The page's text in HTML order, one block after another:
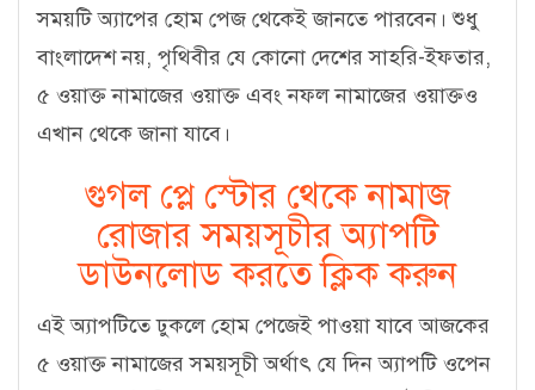
সময়টি অ্যাপের হোম পেজ থেকেই জানতে পারবেন। শুধু
বাংলাদেশ নয়, পৃথিবীর যে কোনো দেশের সাহরি-ইফতার,
৫ ওয়াক্ত নামাজের ওয়াক্ত এবং নফল নামাজের ওয়াক্তও
এখান থেকে জানা যাবে।
গুগল প্লে স্টোর থেকে নামাজ
রোজার সময়সূচীর অ্যাপটি
ডাউনলোড করতে ক্লিক করুন
এই অ্যাপটিতে ঢুকলে হোম পেজেই পাওয়া যাবে আজকের
৫ ওয়াক্ত নামাজের সময়সূচী অর্থাৎ যে দিন অ্যাপটি ওপেন